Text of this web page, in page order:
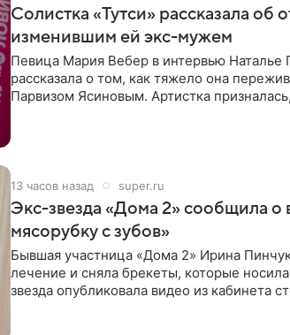
Солистка «Тутси» рассказала об
изменившим ей экс-мужем
Певица Мария Вебер в интервью Наталье
рассказала о том, как тяжело она
Парвизом Ясиновым. Артистка
13 часов назад super.ru
Экс-звезда «Дома 2» сообщила
мясорубку с зубов»
Бывшая участница «Дома 2» Ирина
лечение и сняла брекеты, которые
звезда опубликовала видео из кабинета